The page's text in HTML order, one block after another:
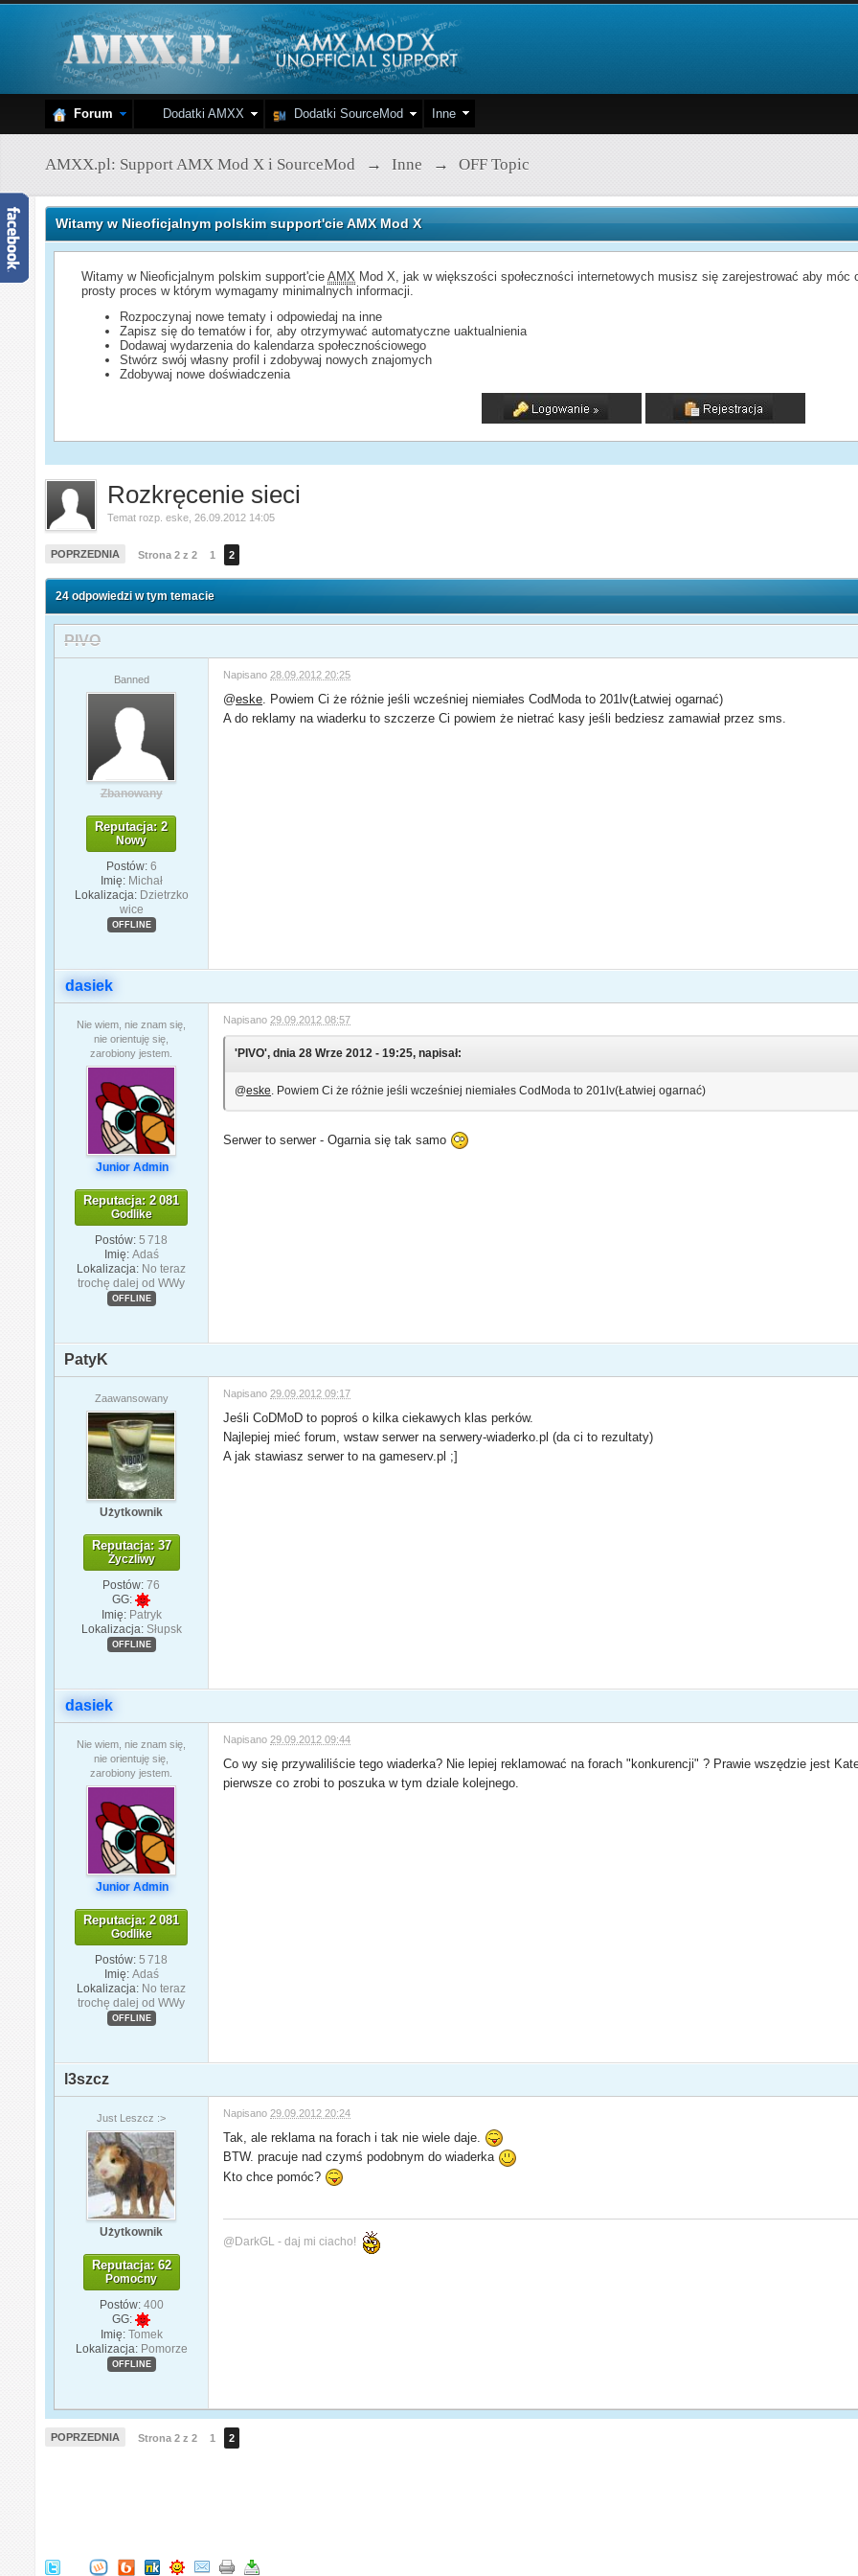
Forum Dodatki AMXX Dodatki SourceMod Inne
AMXX.pl: Support AMX Mod X i SourceMod → Inne → OFF Topic
Witamy w Nieoficjalnym polskim support'cie AMX Mod X
Witamy w Nieoficjalnym polskim support'cieAMX Mod X, jak w większości społeczności internetowych musisz się zarejestrować aby
prosty proces w którym wymagamy minimalnych informacji.
Rozpoczynaj nowe tematy i odpowiedaj na inne
Zapisz się do tematów i for, aby otrzymywać automatyczne uaktualnienia
Dodawaj wydarzenia do kalendarza społecznościowego
Stwórz swój własny profil i zdobywaj nowych znajomych
Zdobywaj nowe doświadczenia
Rozkręcenie sieci
Temat rozp.eske 26.09.2012 14:05
POPRZEDNIA Strona 2 z 2 1 2
24 odpowiedzi w tym temacie
PIVO
Banned
Zbanowany
Reputacja: 2
Nowy
Postów: 6
Imię: Michał
Lokalizacja: Dzietrzko
wice
OFFLINE
Napisano 28.09.2012 20:25
@eske . Powiem Ci że różnie jeśli wcześniej niemiałes CodModa to 201lv(Łatwiej ogarnać)
A do reklamy na wiaderku to szczerze Ci powiem że nietrać kasy jeśli bedziesz zamawiał przez sms.
dasiek
Nie wiem, nie znam się,
nie orientuję się,
zarobiony jestem.
Junior Admin
Reputacja: 2 081
Godlike
Postów: 5 718
Imię: Adaś
Lokalizacja: No teraz
trochę dalej od WWy
OFFLINE
Napisano 29.09.2012 08:57
'PIVO', dnia 28 Wrze 2012 - 19:25, napisał:
@eske . Powiem Ci że różnie jeśli wcześniej niemiałes CodModa to 201lv(Łatwiej ogarnać)
Serwer to serwer - Ogarnia się tak samo
PatyK
Zaawansowany
Użytkownik
Reputacja: 37
Życzliwy
Postów: 76
GG:
Imię: Patryk
Lokalizacja: Słupsk
OFFLINE
Napisano 29.09.2012 09:17
Jeśli CoDMoD to poproś o kilka ciekawych klas perków.
Najlepiej mieć forum, wstaw serwer na serwery-wiaderko.pl (da ci to rezultaty)
A jak stawiasz serwer to na gameserv.pl ;]
dasiek
Nie wiem, nie znam się,
nie orientuję się,
zarobiony jestem.
Junior Admin
Reputacja: 2 081
Godlike
Postów: 5 718
Imię: Adaś
Lokalizacja: No teraz
trochę dalej od WWy
OFFLINE
Napisano 29.09.2012 09:44
Co wy się przywaliliście tego wiaderka? Nie lepiej reklamować na forach "konkurencji" ? Prawie wszędzie jest
pierwsze co zrobi to poszuka w tym dziale kolejnego.
l3szcz
Just Leszcz :>
Użytkownik
Reputacja: 62
Pomocny
Postów: 400
GG:
Imię: Tomek
Lokalizacja: Pomorze
OFFLINE
Napisano 29.09.2012 20:24
Tak, ale reklama na forach i tak nie wiele daje.
BTW. pracuje nad czymś podobnym do wiaderka
Kto chce pomóc?
@DarkGL - daj mi ciacho!
POPRZEDNIA Strona 2 z 2 1 2